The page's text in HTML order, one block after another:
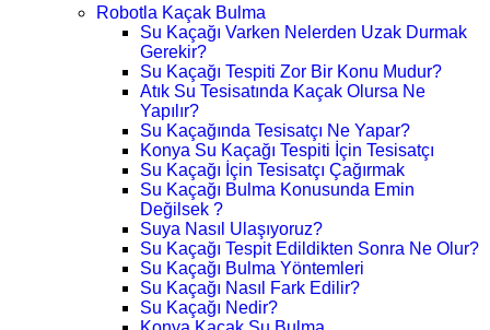
Robotla Kaçak Bulma
Su Kaçağı Varken Nelerden Uzak Durmak
Gerekir?
Su Kaçağı Tespiti Zor Bir Konu Mudur?
Atık Su Tesisatında Kaçak Olursa Ne
Yapılır?
Su Kaçağında Tesisatçı Ne Yapar?
Konya Su Kaçağı Tespiti İçin Tesisatçı
Su Kaçağı İçin Tesisatçı Çağırmak
Su Kaçağı Bulma Konusunda Emin
Değilsek ?
Suya Nasıl Ulaşıyoruz?
Su Kaçağı Tespit Edildikten Sonra Ne Olur?
Su Kaçağı Bulma Yöntemleri
Su Kaçağı Nasıl Fark Edilir?
Su Kaçağı Nedir?